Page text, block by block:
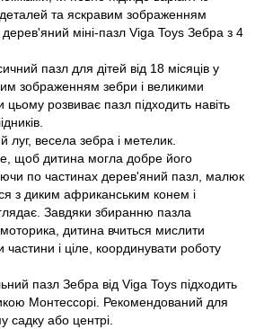
деталей та яскравим зображенням
міні-пазл Viga Toys Зебра з 4
пазл для дітей від 18 місяців у
зображенням зебри і великими
розвиває пазл підходить навіть
луг, весела зебра і метелик.
щоб дитина могла добре його
по частинах дерев'яний пазл, малюк
з диким африканським конем і
Завдяки збиранню пазла
дитина вчиться мислити
частини і ціле, координувати роботу
пазл Зебра від Viga Toys підходить
Монтессорі. Рекомендований для
садку або центрі.